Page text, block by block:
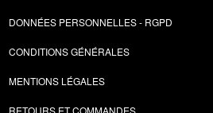
DONNÉES PERSONNELLES - RGPD
CONDITIONS GÉNÉRALES
MENTIONS LÉGALES
RETOURS ET COMMANDES